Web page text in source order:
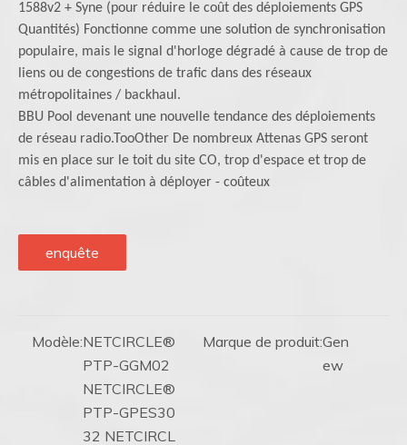
1588v2 + Syne (pour réduire le coût des déploiements GPS
Quantités) Fonctionne comme une solution de synchronisation
populaire, mais le signal d'horloge dégradé à cause de trop de
liens ou de congestions de trafic dans des réseaux
métropolitaines / backhaul.
BBU Pool devenant une nouvelle tendance des déploiements
de réseau radio.TooOther De nombreux Attenas GPS seront
mis en place sur le toit du site CO, trop d'espace et trop de
câbles d'alimentation à déployer - coûteux
enquête
Modèle:NETCIRCLE®
PTP-GGM02
NETCIRCLE®
PTP-GPES30
32 NETCIRCL
Marque de produit:Gen
ew